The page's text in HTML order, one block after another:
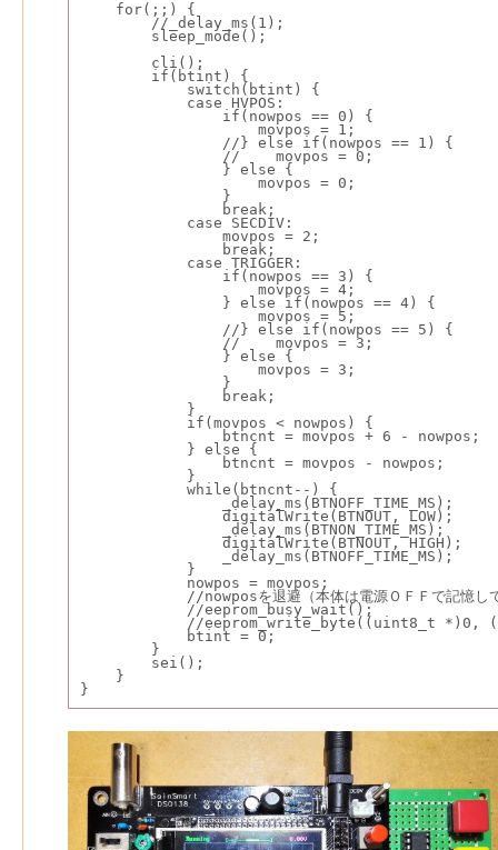
for(;;) {
//_delay_ms(1);
sleep_mode();
cli();
if(btint) {
switch(btint) {
case HVPOS:
if(nowpos == 0) {
movpos = 1;
//} else if(nowpos == 1) {
//    movpos = 0;
} else {
movpos = 0;
}
break;
case SECDIV:
movpos = 2;
break;
case TRIGGER:
if(nowpos == 3) {
movpos = 4;
} else if(nowpos == 4) {
movpos = 5;
//} else if(nowpos == 5) {
//    movpos = 3;
} else {
movpos = 3;
}
break;
}
if(movpos < nowpos) {
btncnt = movpos + 6 - nowpos;
} else {
btncnt = movpos - nowpos;
}
while(btncnt--) {
_delay_ms(BTNOFF_TIME_MS);
digitalWrite(BTNOUT, LOW);
_delay_ms(BTNON_TIME_MS);
digitalWrite(BTNOUT, HIGH);
_delay_ms(BTNOFF_TIME_MS);
}
nowpos = movpos;
//nowposを退避（本体は電源ＯＦＦで記憶してな
//eeprom_busy_wait();
//eeprom_write_byte((uint8_t *)0,
btint = 0;
}
sei();
}
}